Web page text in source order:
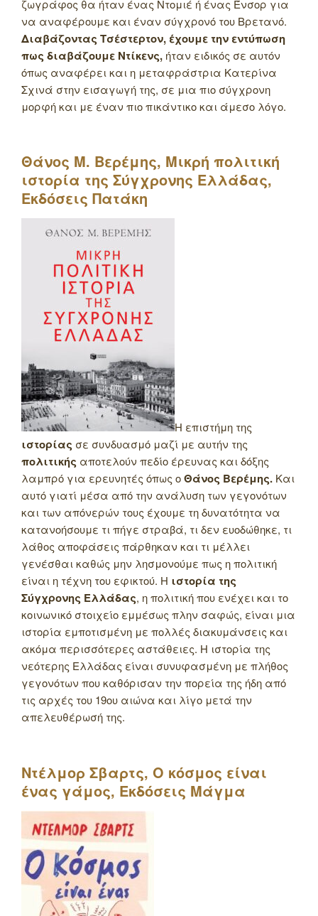
ζωγράφος θα ήταν ένας Ντομιέ ή ένας Ένσορ για
να αναφέρουμε και έναν σύγχρονό του Βρετανό.
Διαβάζοντας Τσέστερτον, έχουμε την εντύπωση
πως διαβάζουμε Ντίκενς, ήταν ειδικός σε αυτόν
όπως αναφέρει και η μεταφράστρια Κατερίνα
Σχινά στην εισαγωγή της, σε μια πιο σύγχρονη
μορφή και με έναν πιο πικάντικο και άμεσο λόγο.
Θάνος Μ. Βερέμης, Μικρή πολιτική
ιστορία της Σύγχρονης Ελλάδας,
Εκδόσεις Πατάκη
Η επιστήμη της
ιστορίας σε συνδυασμό μαζί με αυτήν της
πολιτικής αποτελούν πεδίο έρευνας και δόξης
λαμπρό για ερευνητές όπως οΘάνος Βερέμης. Και
αυτό γιατί μέσα από την ανάλυση των γεγονότων
και των απόνερών τους έχουμε τη δυνατότητα να
κατανοήσουμε τι πήγε στραβά, τι δεν ευοδώθηκε, τι
λάθος αποφάσεις πάρθηκαν και τι μέλλει
γενέσθαι καθώς μην λησμονούμε πως η πολιτική
είναι η τέχνη του εφικτού. Η ιστορία της
Σύγχρονης Ελλάδας, η πολιτική που ενέχει και το
κοινωνικό στοιχείο εμμέσως πλην σαφώς, είναι μια
ιστορία εμποτισμένη με πολλές διακυμάνσεις και
ακόμα περισσότερες αστάθειες. Η ιστορία της
νεότερης Ελλάδας είναι συνυφασμένη με πλήθος
γεγονότων που καθόρισαν την πορεία της ήδη από
τις αρχές του 19ου αιώνα και λίγο μετά την
απελευθέρωσή της.
Ντέλμορ Σβαρτς, Ο κόσμος είναι
ένας γάμος, Εκδόσεις Μάγμα